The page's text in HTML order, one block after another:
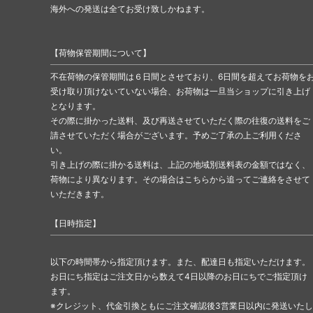
海外への発送は全てお受け致しかねます。
【荷物保管期間について】
不在荷物の保管期間は６日間とさせており、6日間を超えてお荷物を
受け取り頂けないていない場合、お荷物は一旦当ショップに引き上げ
となります。
その際に掛かった送料、及び再送させていただく際の往復の送料をご
請させていただく場合がございます。予めご了承の上ご利用くださ
い。
引き上げの際に掛かる送料は、上記の地域別送料表の金額ではなく、
荷物により異なります。その場合はこちらから追ってご連絡をさせて
いただきます。
【日時指定】
以下の時間帯から指定頂けます。また、配達日も指定いただけます。
お日にち指定はご注文日から数えて4日以降のお日にちでご指定頂け
ます。
※クレジット、代金引換ともにご注文確認後3営業日以内に発送いたし